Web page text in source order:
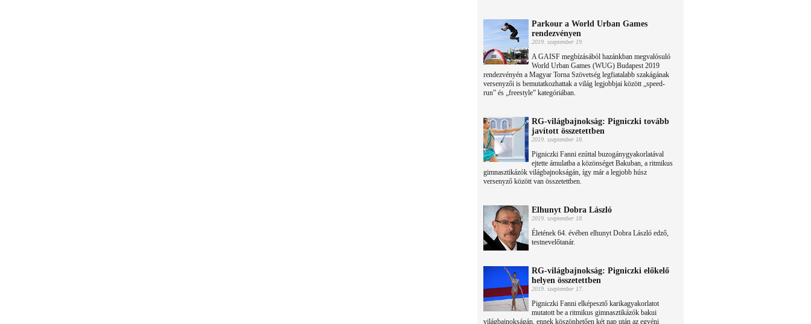
Parkour a World Urban Games
rendezvényen
2019. szeptember 19.
A GAISF megbízásából hazánkban megvalósuló
World Urban Games (WUG) Budapest 2019
rendezvényén a Magyar Torna Szövetség legfiatalabb szakágának
versenyzői is bemutatkozhattak a világ legjobbjai között „speed-
run” és „freestyle” kategóriában.
RG-világbajnokság: Pigniczki tovább
javított összetettben
2019. szeptember 18.
Pigniczki Fanni ezúttal buzogánygyakorlatával
ejtette ámulatba a közönséget Bakuban, a ritmikus
gimnasztikázók világbajnokságán, így már a legjobb húsz
versenyző között van összetettben.
Elhunyt Dobra László
2019. szeptember 18.
Életének 64. évében elhunyt Dobra László edző,
testnevelőtanár.
RG-világbajnokság: Pigniczki előkelő
helyen összetettben
2019. szeptember 17.
Pigniczki Fanni elképesztő karikagyakorlatot
mutatott be a ritmikus gimnasztikázók bakui
világbajnokságán, ennek köszönhetően két nap után az egyéni